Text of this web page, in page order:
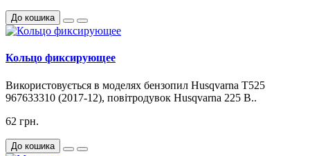
До кошика
Кольцо фиксирующее
Використовується в моделях бензопил Husqvarna T525
967633310 (2017-12), повітродувок Husqvarna 225 B..
62 грн.
До кошика